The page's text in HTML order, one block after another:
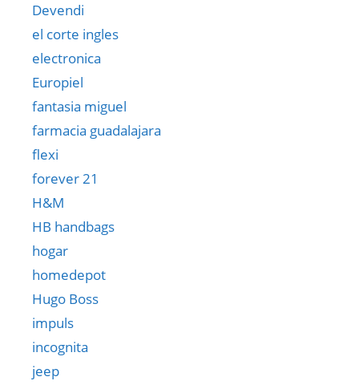
Devendi
el corte ingles
electronica
Europiel
fantasia miguel
farmacia guadalajara
flexi
forever 21
H&M
HB handbags
hogar
homedepot
Hugo Boss
impuls
incognita
jeep